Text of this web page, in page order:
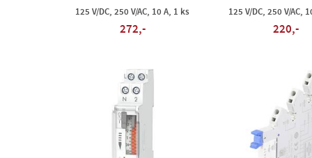
125 V/DC, 250 V/AC, 10 A, 1 ks
272,-
125 V/DC, 250 V/AC,
220,-